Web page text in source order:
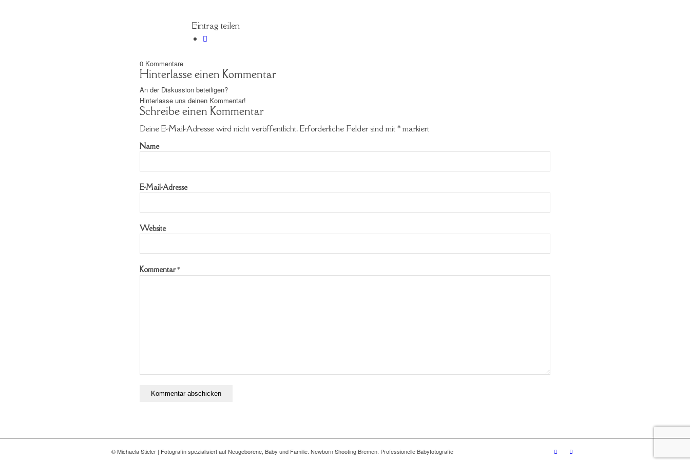
Eintrag teilen
0 Kommentare
Hinterlasse einen Kommentar
An der Diskussion beteiligen?
Hinterlasse uns deinen Kommentar!
Schreibe einen Kommentar
Deine E-Mail-Adresse wird nicht veröffentlicht. Erforderliche Felder sind mit * markiert
Name
E-Mail-Adresse
Website
Kommentar*
© Michaela Stieler | Fotografin spezialisiert auf Neugeborene, Baby und Familie. Newborn Shooting Bremen. Professionelle Babyfotografie